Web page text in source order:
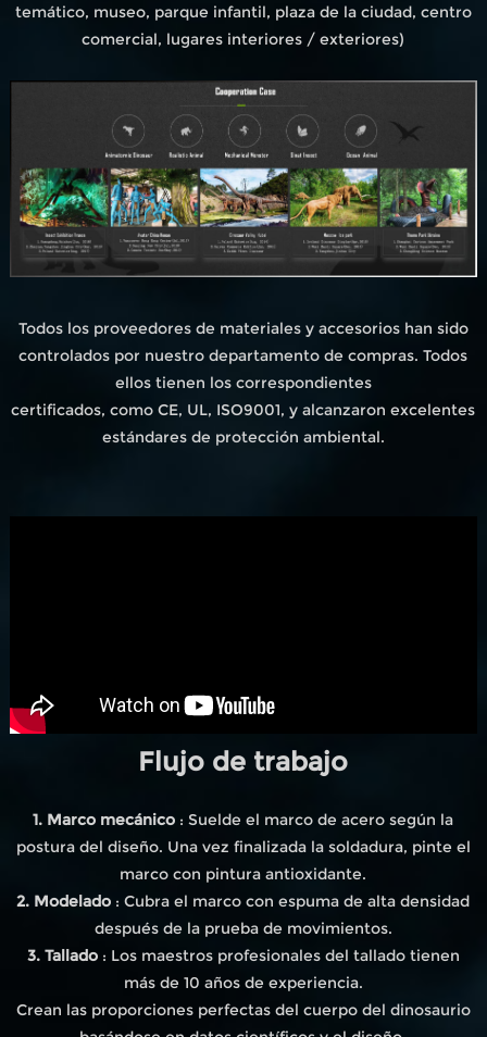
temático, museo, parque infantil, plaza de la ciudad, centro
comercial, lugares interiores / exteriores)
Todos los proveedores de materiales y accesorios han sido
controlados por nuestro departamento de compras. Todos
ellos tienen los correspondientes
certificados, como CE, UL, ISO9001, y alcanzaron excelentes
estándares de protección ambiental.
Flujo de trabajo
1. Marco mecánico : Suelde el marco de acero según la
postura del diseño. Una vez finalizada la soldadura, pinte el
marco con pintura antioxidante.
2. Modelado : Cubra el marco con espuma de alta densidad
después de la prueba de movimientos.
3. Tallado: Los maestros profesionales del tallado tienen
más de 10 años de experiencia.
Crean las proporciones perfectas del cuerpo del dinosaurio